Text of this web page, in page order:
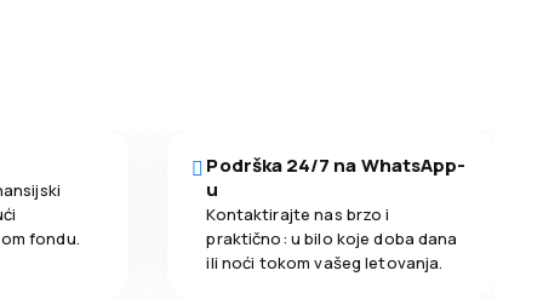
fondu.
Podrška 24/7 na WhatsApp-
u
Kontaktirajte nas brzo i
praktično: u bilo koje doba dana
ili noći tokom vašeg letovanja.